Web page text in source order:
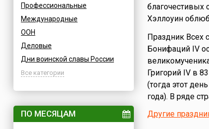
Бразилия
Великобритания
Венгрия
Вьетнам
Германия
Греция
Египет
Профессиональные
Международные
ООН
Деловые
Дни воинской славы России
Армейские
Водные
Все категории
ПО МЕСЯЦАМ
благочестивых
Хэллоуин
Праздник Всех
Бонифаций IV
Григорий IV в
(тогда этот
года). В ряде
Другие